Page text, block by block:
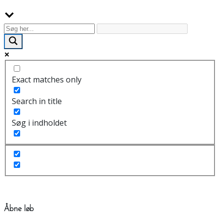
Exact matches only
Search in title
Søg i indholdet
Åbne løb